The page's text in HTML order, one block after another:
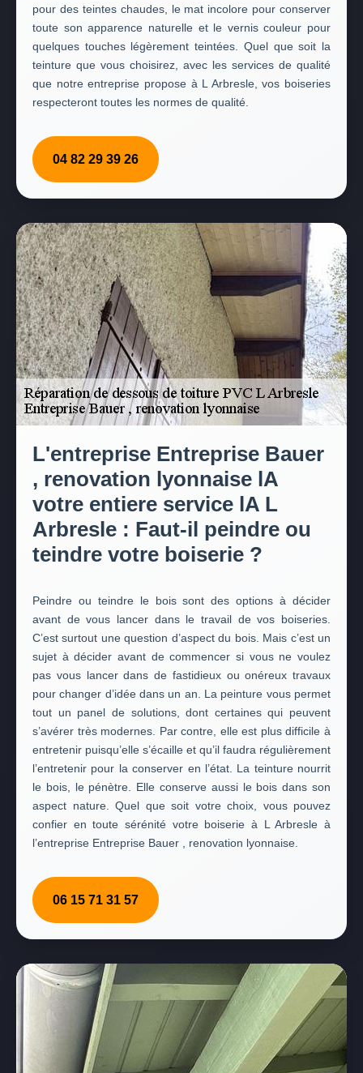
pour des teintes chaudes, le mat incolore pour conserver
toute son apparence naturelle et le vernis couleur pour
quelques touches légèrement teintées. Quel que soit la
teinture que vous choisirez, avec les services de qualité
que notre entreprise propose à L Arbresle, vos boiseries
respecteront toutes les normes de qualité.
04 82 29 39 26
L'entreprise Entreprise Bauer
, renovation lyonnaise lA
votre entiere service lA L
Arbresle : Faut-il peindre ou
teindre votre boiserie ?
Peindre ou teindre le bois sont des options à décider
avant de vous lancer dans le travail de vos boiseries.
C’est surtout une question d’aspect du bois. Mais c’est un
sujet à décider avant de commencer si vous ne voulez
pas vous lancer dans de fastidieux ou onéreux travaux
pour changer d’idée dans un an. La peinture vous permet
tout un panel de solutions, dont certaines qui peuvent
s’avérer très modernes. Par contre, elle est plus difficile à
entretenir puisqu’elle s’écaille et qu’il faudra régulièrement
l’entretenir pour la conserver en l’état. La teinture nourrit
le bois, le pénètre. Elle conserve aussi le bois dans son
aspect nature. Quel que soit votre choix, vous pouvez
confier en toute sérénité votre boiserie à L Arbresle à
l’entreprise Entreprise Bauer , renovation lyonnaise.
06 15 71 31 57